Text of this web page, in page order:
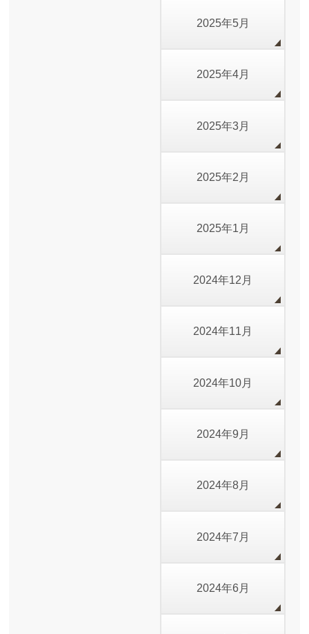
2025年5月
2025年4月
2025年3月
2025年2月
2025年1月
2024年12月
2024年11月
2024年10月
2024年9月
2024年8月
2024年7月
2024年6月